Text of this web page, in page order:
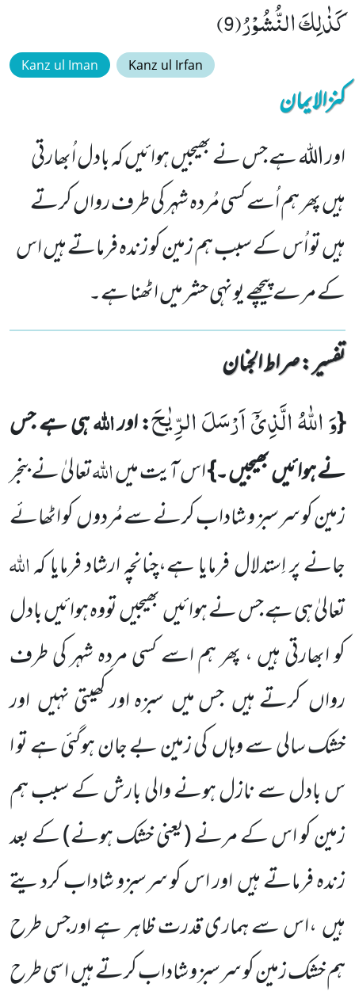
كَذٰلِكَ النُّشُوْرُ(9)
Kanz ul Iman Kanz ul Irfan
کنزالایمان
اور اللہ ہے جس نے بھیجیں ہوائیں کہ بادل اُبھارتی
ہیں پھر ہم اُسے کسی مُردہ شہر کی طرف رواں کرتے
ہیں تو اُس کے سبب ہم زمین کو زندہ فرماتے ہیں اس
کے مرے پیچھے یونہی حشر میں اٹھنا ہے۔
تفسیر : ‎صراط الجنان
{وَ اللّٰهُ الَّذِیْۤ اَرْسَلَ الرِّیٰحَ: اوراللہہی ہے جس
نے ہوائیںبھیجیں ۔}اس آیت میںاللہتعالیٰ نے بنجر
زمین کو سرسبز و شاداب کرنے سے مُردوںکو اٹھائے
جانے پر اِستدلال فرمایا ہے،چنانچہ ارشاد فرمایا کہاللہ
تعالیٰ ہی ہے جس نے ہوائیںبھیجیںتووہ ہوائیں بادل
کو ابھارتی ہیں ، پھر ہم اسے کسی مردہ شہر کی طرف
رواں کرتے ہیںجس میں سبزہ اور کھیتی نہیں اور
خشک سالی سے وہاںکی زمین بے جان ہوگئی ہے تو ا
س بادل سے نازل ہونے والی بارش کے سبب ہم
زمین کو اس کے مرنے(یعنی خشک ہونے)کے بعد
زندہ فرماتے ہیںاور اس کو سرسبزو شاداب کردیتے
ہیں،اس سے ہماری قدرت ظاہر ہے اورجس طرح
ہم خشک زمین کو سرسبز و شاداب کرتے ہیںاسی طرح